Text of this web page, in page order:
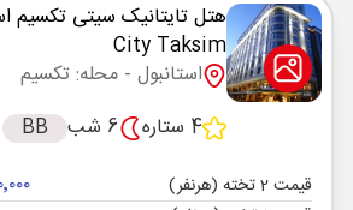
هتل تایتانیک سیتی تکسیم
City Taksim
استانبول - محله: تکسیم
4 ستاره
6 شب BB
قیمت 2 تخته (هرنفر)